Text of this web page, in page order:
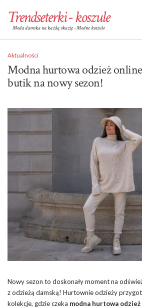
Trendseterki - koszule
Moda damska na każdą okazję - Modne koszule
Aktualności
Modna hurtowa odzież
butik na nowy sezon!
Nowy sezon to doskonały moment na
z odzieżą damską! Hurtownie odzieży
kolekcje, gdzie czeka modna hurtowa